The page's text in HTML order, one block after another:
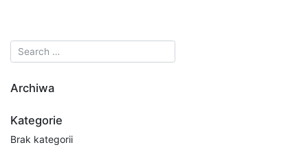
Archiwa
Kategorie
Brak kategorii